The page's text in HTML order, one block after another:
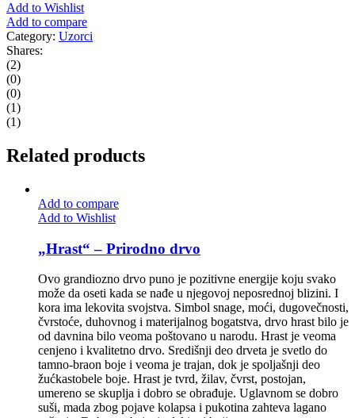
Add to Wishlist
Add to compare
Category: Uzorci
Shares:
(2)
(0)
(0)
(1)
(1)
Related products
Add to compare
Add to Wishlist
„Hrast“ – Prirodno drvo
Ovo grandiozno drvo puno je pozitivne energije koju svako
može da oseti kada se nađe u njegovoj neposrednoj blizini. I
kora ima lekovita svojstva. Simbol snage, moći, dugovečnosti,
čvrstoće, duhovnog i materijalnog bogatstva, drvo hrast bilo je
od davnina bilo veoma poštovano u narodu. Hrast je veoma
cenjeno i kvalitetno drvo. Središnji deo drveta je svetlo do
tamno-braon boje i veoma je trajan, dok je spoljašnji deo
žućkastobele boje. Hrast je tvrd, žilav, čvrst, postojan,
umereno se skuplja i dobro se obrađuje. Uglavnom se dobro
suši, mada zbog pojave kolapsa i pukotina zahteva lagano